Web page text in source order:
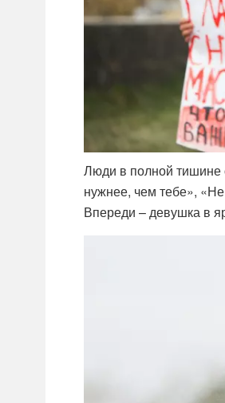
Люди в полной тишине
нужнее, чем тебе», «Не
Впереди – девушка в